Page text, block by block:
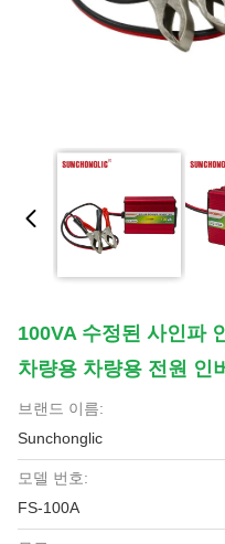
100VA 수정된 사인파
차량용 차량용 전원 인
브랜드 이름:
Sunchonglic
모델 번호:
FS-100A